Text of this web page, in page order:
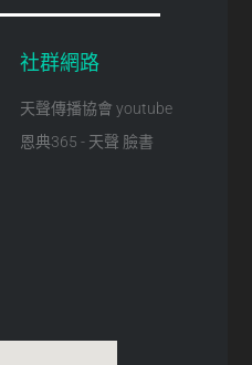
社群網路
天聲傳播協會 youtube
恩典365 - 天聲 臉書